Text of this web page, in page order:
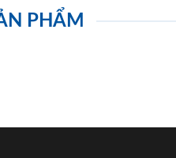
PHẨM